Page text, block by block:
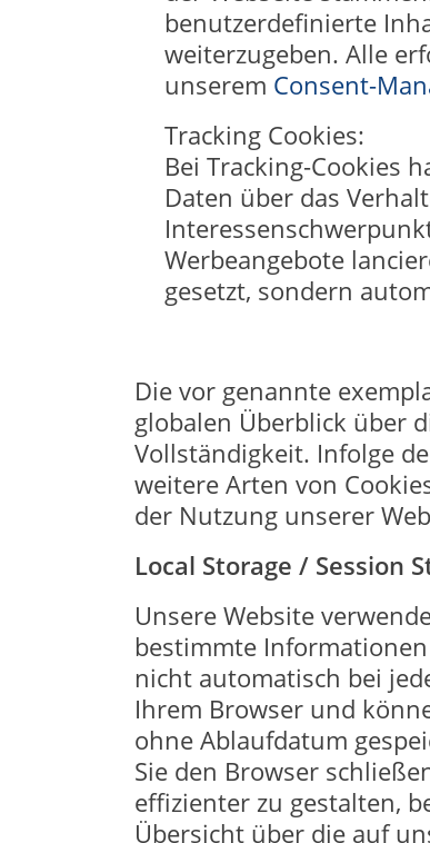
benutzerdefinierte
weiterzugeben. Alle
unserem Consent-
Tracking Cookies:
Bei Tracking-Cookies
Daten über das
Werbeangebote
gesetzt, sondern
Die vor genannte
globalen Überblick über
Vollständigkeit. Infolge
weitere Arten von
der Nutzung unserer
Local Storage / Session
Unsere Website
bestimmte
nicht automatisch bei
Ihrem Browser und
ohne Ablaufdatum
Sie den Browser
effizienter zu gestalten,
Übersicht über die auf